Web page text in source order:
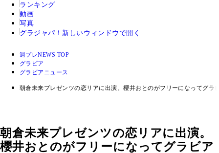
ランキング
動画
写真
グラジャパ！ 新しいウィンドウで開く
週プレNEWS TOP
グラビア
グラビアニュース
朝倉未来プレゼンツの恋リアに出演。櫻井おとのがフリーになってグ
朝倉未来プレゼンツの恋リアに出演。
櫻井おとのがフリーになってグラビア